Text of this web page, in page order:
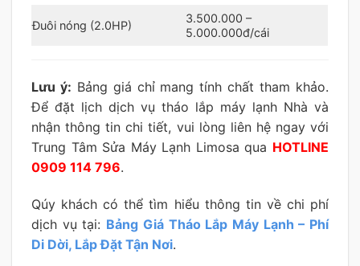
Đuôi nóng (2.0HP)
3.500.000 –
5.000.000đ/cái
Lưu ý: Bảng giá chỉ mang tính chất tham khảo.
Để đặt lịch dịch vụ tháo lắp máy lạnh Nhà và
nhận thông tin chi tiết, vui lòng liên hệ ngay với
Trung Tâm Sửa Máy Lạnh Limosa qua HOTLINE
0909 114 796.
Qúy khách có thể tìm hiểu thông tin về chi phí
dịch vụ tại: Bảng Giá Tháo Lắp Máy Lạnh – Phí
Di Dời, Lắp Đặt Tận Nơi.